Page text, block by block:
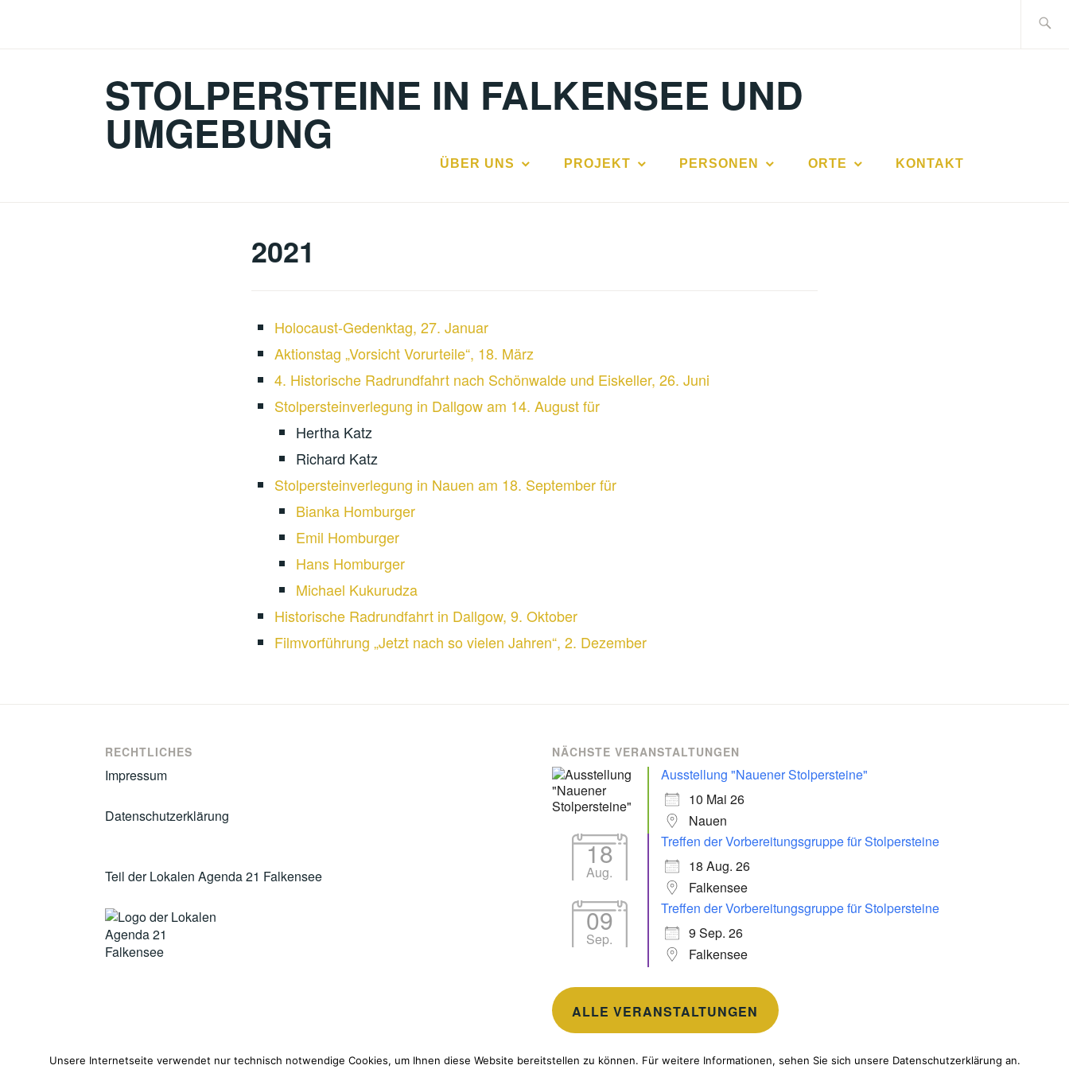
nach:
STOLPERSTEINE IN FALKENSEE UND
UMGEBUNG
ÜBER UNS PROJEKT PERSONEN ORTE KONTAKT
2021
Holocaust-Gedenktag, 27. Januar
Aktionstag „Vorsicht Vorurteile“, 18. März
4. Historische Radrundfahrt nach Schönwalde und Eiskeller, 26. Juni
Stolpersteinverlegung in Dallgow am 14. August für
Hertha Katz
Richard Katz
Stolpersteinverlegung in Nauen am 18. September für
Bianka Homburger
Emil Homburger
Hans Homburger
Michael Kukurudza
Historische Radrundfahrt in Dallgow, 9. Oktober
Filmvorführung „Jetzt nach so vielen Jahren“, 2. Dezember
RECHTLICHES
Impressum
Datenschutzerklärung
Teil der Lokalen Agenda 21 Falkensee
NÄCHSTE VERANSTALTUNGEN
Ausstellung "Nauener Stolpersteine"
10 Mai 26
Nauen
18
Aug.
Treffen der Vorbereitungsgruppe für Stolpersteine
18 Aug. 26
Falkensee
09
Sep.
Treffen der Vorbereitungsgruppe für Stolpersteine
9 Sep. 26
Falkensee
ALLE VERANSTALTUNGEN
Unsere Internetseite verwendet nur technisch notwendige Cookies, um Ihnen diese Website bereitstellen zu können. Für weitere Informationen, sehen Sie sich unsere Datenschutzerklärung an.